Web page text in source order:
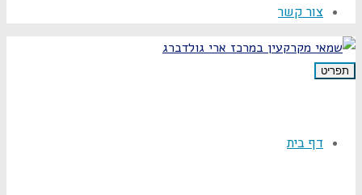
צור קשר
תפריט
דף בית